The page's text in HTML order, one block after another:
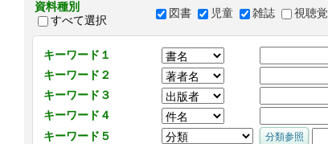
資料種別
すべて選択
図書 児童 雑誌 視聴覚
キーワード１
キーワード２
キーワード３
キーワード４
キーワード５